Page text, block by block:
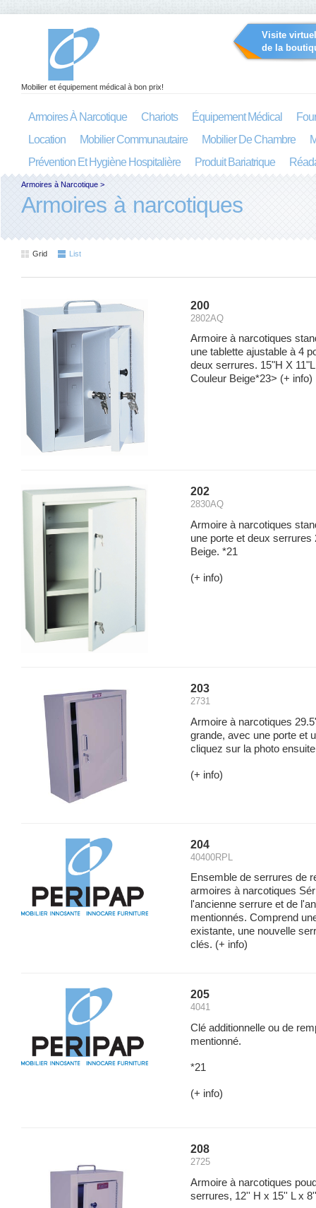
Visite
de la
Mobilier et équipement médical à bon prix!
Armoires À Narcotique Chariots Équipement Médical
Location
Mobilier Communautaire Mobilier De Chambre
Prévention Et Hygiène Hospitalière
Produit Bariatrique
Armoires à Narcotique >
Armoires à narcotiques
Grid List
200
2802AQ
Armoire à narcotiques
une tablette ajustable à 4
deux serrures. 15"H X
Couleur Beige*23> (+ info)
202
2830AQ
Armoire à narcotiques
une porte et deux serrures
Beige. *21
(+ info)
203
2731
Armoire à narcotiques
grande, avec une porte et
cliquez sur la photo
(+ info)
204
40400RPL
Ensemble de serrures de
armoires à narcotiques
l'ancienne serrure et de
mentionnés. Comprend
existante, une nouvelle
clés. (+ info)
205
4041
Clé additionnelle ou de
mentionné.
*21
(+ info)
208
2725
Armoire à narcotiques
serrures, 12'' H x 15'' L x